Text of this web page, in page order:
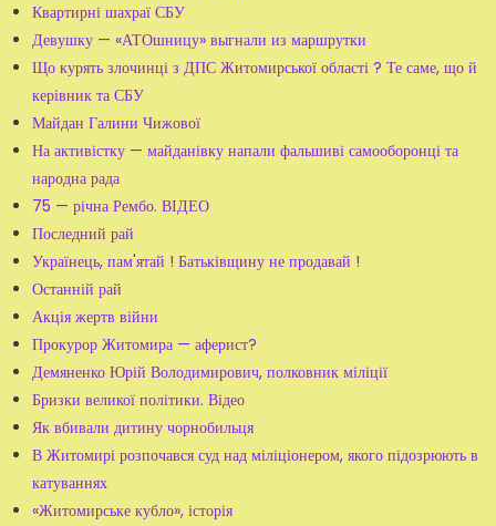
Квартирні шахраї СБУ
Девушку — «АТОшницу» выгнали из маршрутки
Що курять злочинці з ДПС Житомирської області ? Те саме, що й
керівник та СБУ
Майдан Галини Чижової
На активістку — майданівку напали фальшиві самооборонці та
народна рада
75 — річна Рембо. ВІДЕО
Последний рай
Українець, пам'ятай ! Батьківщину не продавай !
Останній рай
Акція жертв війни
Прокурор Житомира — аферист?
Демяненко Юрій Володимирович, полковник міліції
Бризки великої політики. Відео
Як вбивали дитину чорнобильця
В Житомирі розпочався суд над міліціонером, якого підозрюють в
катуваннях
«Житомирське кубло», історія